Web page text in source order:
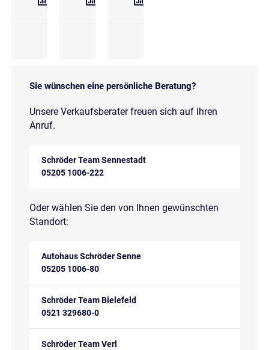
Sie wünschen eine persönliche Beratung?
Unsere Verkaufsberater freuen sich auf Ihren
Anruf.
Schröder Team Sennestadt
05205 1006-222
Oder wählen Sie den von Ihnen gewünschten
Standort:
Autohaus Schröder Senne
05205 1006-80
Schröder Team Bielefeld
0521 329680-0
Schröder Team Verl